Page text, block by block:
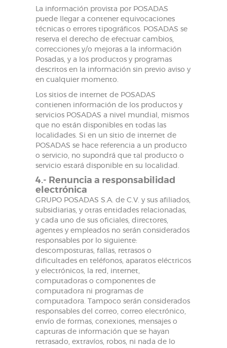
La información provista por POSADAS
puede llegar a contener equivocaciones
técnicas o errores tipográficos. POSADAS se
reserva el derecho de efectuar cambios,
correcciones y/o mejoras a la información
Posadas, y a los productos y programas
descritos en la información sin previo aviso y
en cualquier momento.
Los sitios de internet de POSADAS
contienen información de los productos y
servicios POSADAS a nivel mundial, mismos
que no están disponibles en todas las
localidades. Si en un sitio de internet de
POSADAS se hace referencia a un producto
o servicio, no supondrá que tal producto o
servicio estará disponible en su localidad.
4.- Renuncia a responsabilidad
electrónica
GRUPO POSADAS S.A. de C.V. y sus afiliados,
subsidiarias, y otras entidades relacionadas,
y cada uno de sus oficiales, directores,
agentes y empleados no serán considerados
responsables por lo siguiente:
descomposturas, fallas, retrasos o
dificultades en teléfonos, aparatos eléctricos
y electrónicos, la red, internet,
computadoras o componentes de
computadora ni programas de
computadora. Tampoco serán considerados
responsables del correo, correo electrónico,
envío de formas, conexiones, mensajes o
capturas de información que se hayan
retrasado, extravíos, robos, ni nada de lo